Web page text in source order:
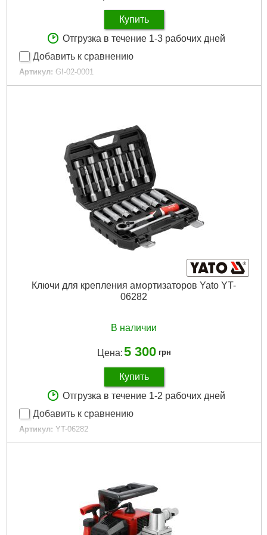
Купить
Отгрузка в течение 1-3 рабочих дней
Добавить к сравнению
Артикул: GI-02-0001
Код товара: 31.19.47
Ключи для крепления амортизаторов Yato YT-
06282
В наличии
Цена:5 300 грн
Купить
Отгрузка в течение 1-2 рабочих дней
Добавить к сравнению
Артикул: YT-06282
Код товара: 30.69.91